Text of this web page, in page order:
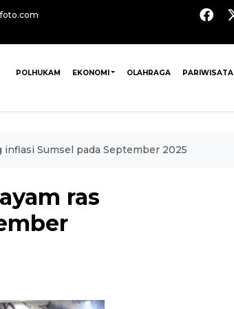
POLHUKAM EKONOMI OLAHRAGA PARIWISATA
inflasi Sumsel pada September 2025
ras